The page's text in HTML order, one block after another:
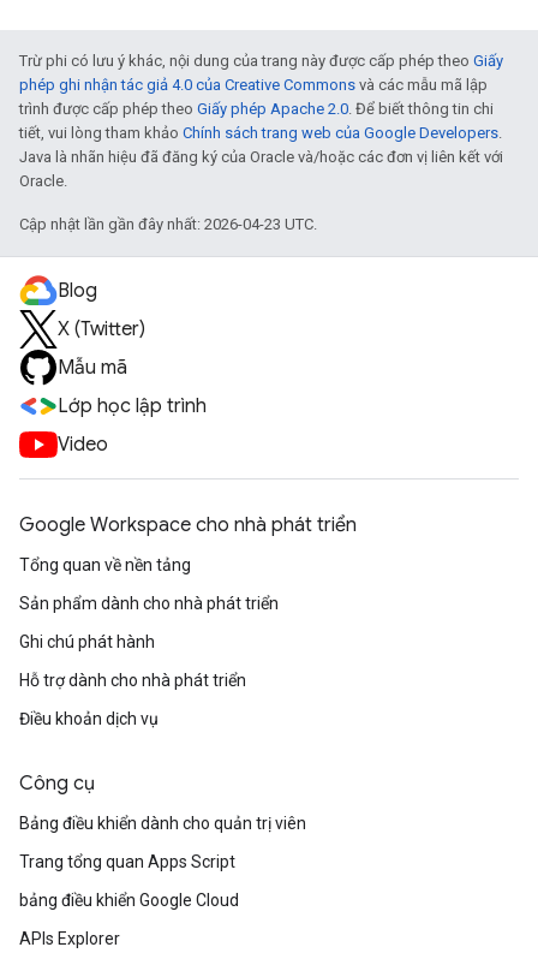
Trừ phi có lưu ý khác, nội dung của trang này được cấp phép theo Giấy
phép ghi nhận tác giả 4.0 của Creative Commons và các mẫu mã lập
trình được cấp phép theo Giấy phép Apache 2.0. Để biết thông tin chi
tiết, vui lòng tham khảo Chính sách trang web của Google Developers.
Java là nhãn hiệu đã đăng ký của Oracle và/hoặc các đơn vị liên kết với
Oracle.
Cập nhật lần gần đây nhất: 2026-04-23 UTC.
Blog
X (Twitter)
Mẫu mã
Lớp học lập trình
Video
Google Workspace cho nhà phát triển
Tổng quan về nền tảng
Sản phẩm dành cho nhà phát triển
Ghi chú phát hành
Hỗ trợ dành cho nhà phát triển
Điều khoản dịch vụ
Công cụ
Bảng điều khiển dành cho quản trị viên
Trang tổng quan Apps Script
bảng điều khiển Google Cloud
APIs Explorer